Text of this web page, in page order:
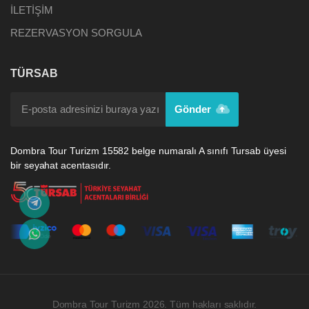
İLETİŞİM
REZERVASYON SORGULA
TÜRSAB
Gönder
Dombra Tour Turizm 15582 belge numaralı A sınıfı Tursab üyesi
bir seyahat acentasıdır.
Dombra Tour Turizm 2026. Tüm hakları saklıdır.